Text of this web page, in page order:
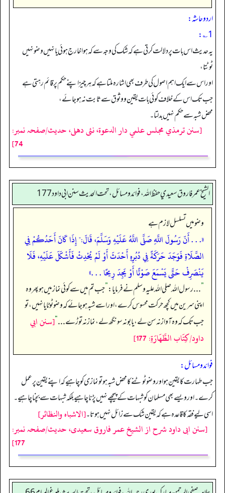
اردو حاشہ:
1؎:
یہ حدیث اس بات پر دلالت کرتی ہے کہ شک کی وجہ سے کہ ہوا خارج ہوئی یا نہیں وضو نہیں
ٹوٹتا،
اور اس سے ایک اہم اصول کی طرف بھی اشارہ ملتا ہے کہ ہر چیز اپنے حکم پر قائم رہتی ہے
جب تک اس کے خلاف کوئی بات یقین و وثوق سے ثابت نہ ہو جائے،
محض شبہ سے حکم نہیں بدلتا۔
[سنن ترمذي مجلس علمي دار الدعوة، نئى دهلى، حدیث/صفحہ نمبر:
74]
الشيخ عمر فاروق سعيدي حفظ الله، فوائد و مسائل، تحت الحديث سنن ابي داود 177
وضو میں تسلسل لازم ہے
«. . . أَنّ رَسُولَ اللَّهِ صَلَّى اللَّهُ عَلَيْهِ وَسَلَّمَ، قَالَ:" إِذَا كَانَ أَحَدُكُمْ فِي
الصَّلَاةِ فَوَجَدَ حَرَكَةً فِي دُبُرِهِ أَحْدَثَ أَوْ لَمْ يُحْدِثْ فَأَشْكَلَ عَلَيْهِ، فَلَا
يَنْصَرِفْ حَتَّى يَسْمَعَ صَوْتًا أَوْ يَجِدَ رِيحًا . . .»
”. . . رسول اللہ صلی اللہ علیہ وسلم نے فرمایا:”جب تم میں سے کوئی نماز میں ہو پھر وہ
اپنی سرین میں کچھ حرکت محسوس کرے، اور اسے شبہ ہو جائے کہ وضو ٹوٹا یا نہیں، تو
جب تک کہ وہ آواز نہ سن لے، یا بو نہ سونگھ لے، نماز نہ توڑے . . .“[سنن ابي
داود/كِتَاب الطَّهَارَةِ: 177]
فوائد و مسائل:
جب طہارت کا یقین ہو اور وضو ٹوٹنے کا محض شبہ ہو تو نمازی کو چاہیے کہ اپنے یقین پر عمل
کرے۔ اور ویسے بھی مسلمان کو شبہات کے پیچھے نہیں پڑنا چاہیے بلکہ شبہات سے بچنا چاہیے۔
اسی لیے فقہ کا قاعدہ ہے کہ یقین شک سے زائل نہیں ہوتا۔[الاشباہ والنظائر]
[سنن ابی داود شرح از الشیخ عمر فاروق سعیدی، حدیث/صفحہ نمبر:
177]